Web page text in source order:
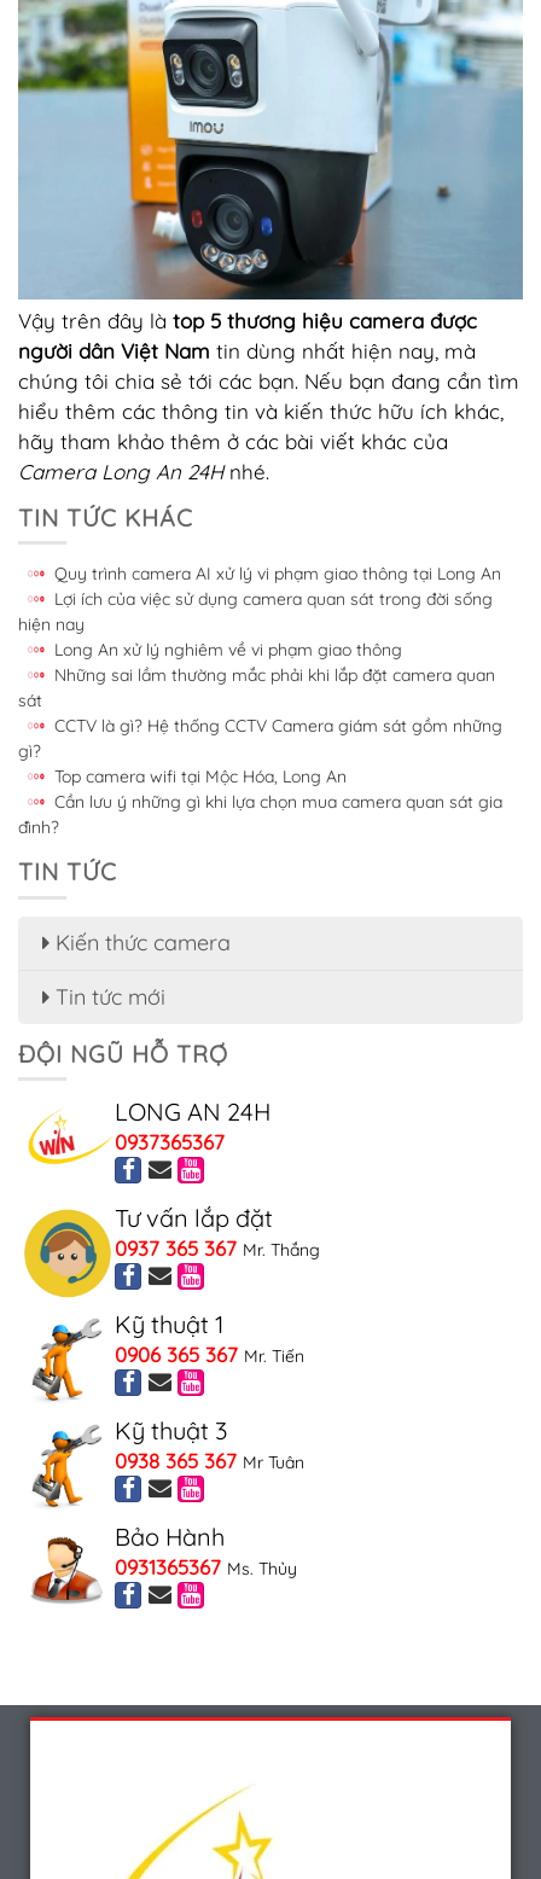
Vậy trên đây là top 5 thương hiệu camera được
người dân Việt Nam tin dùng nhất hiện nay, mà
chúng tôi chia sẻ tới các bạn. Nếu bạn đang cần tìm
hiểu thêm các thông tin và kiến thức hữu ích khác,
hãy tham khảo thêm ở các bài viết khác của
Camera Long An 24Hnhé.
TIN TỨC KHÁC
Quy trình camera AI xử lý vi phạm giao thông tại Long An
Lợi ích của việc sử dụng camera quan sát trong đời sống
hiện nay
Long An xử lý nghiêm về vi phạm giao thông
Những sai lầm thường mắc phải khi lắp đặt camera quan
sát
CCTV là gì? Hệ thống CCTV Camera giám sát gồm những
gì?
Top camera wifi tại Mộc Hóa, Long An
Cần lưu ý những gì khi lựa chọn mua camera quan sát gia
đình?
TIN TỨC
Kiến thức camera
Tin tức mới
ĐỘI NGŨ HỖ TRỢ
LONG AN 24H
0937365367
Tư vấn lắp đặt
0937 365 367 Mr. Thắng
Kỹ thuật 1
0906 365 367 Mr. Tiến
Kỹ thuật 3
0938 365 367 Mr Tuân
Bảo Hành
0931365367 Ms. Thủy